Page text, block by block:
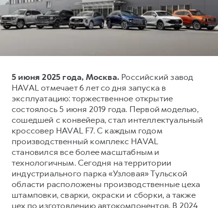
POER
от 3 449 000 ₽
Тест-драйв
Трейд-ин
Кредитный калькулятор
Страхование
Кредит
КОРПОРАТИВНЫМ КЛИЕНТАМ
Для малого бизнеса
Корпоративным клиентам
Крупным корпоративным клиентам
Система управления автопарком GWM Fleet
СЕРВИСНОЕ ОБСЛУЖИВАНИЕ
Нулевое ТО
Электронный ПТС
ПОДДЕРЖКА
GWM Безопасность
Гарантия HAVAL
Мобильное приложение GWM
Программа «HAVAL Защита+»
Руководства по эксплуатации
Подписки
О дилере
Наша команда
5 июня 2025 года, Москва. Российский завод
HAVAL отмечает 6 лет со дня запуска в
эксплуатацию: торжественное открытие
состоялось 5 июня 2019 года. Первой моделью,
сошедшей с конвейера, стал интеллектуальный
кроссовер HAVAL F7. С каждым годом
производственный комплекс HAVAL
становился все более масштабным и
технологичным. Сегодня на территории
индустриального парка «Узловая» Тульской
области расположены производственные цеха
штамповки, сварки, окраски и сборки, а также
цех по изготовлению автокомпонентов. В 2024